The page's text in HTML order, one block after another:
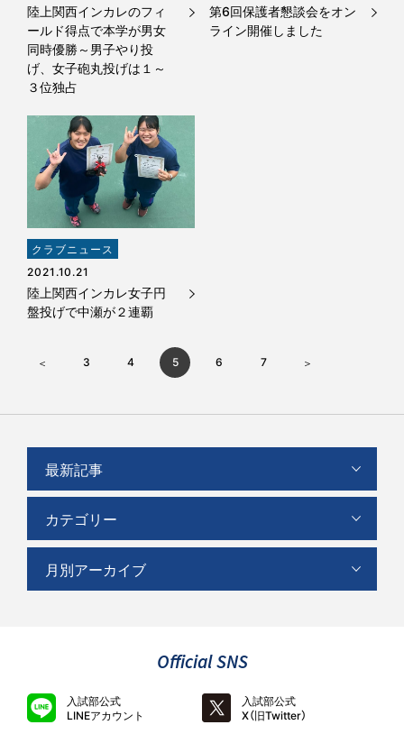
陸上関西インカレのフィ
ールド得点で本学が男女
同時優勝～男子やり投
げ、女子砲丸投げは１～
３位独占
第6回保護者懇談会をオン
ライン開催しました
クラブニュース
2021.10.21
陸上関西インカレ女子円
盤投げで中瀬が２連覇
3 4 5 6 7
最新記事
カテゴリー
月別アーカイブ
Official SNS
入試部公式
LINEアカウント
入試部公式
X（旧Twitter）